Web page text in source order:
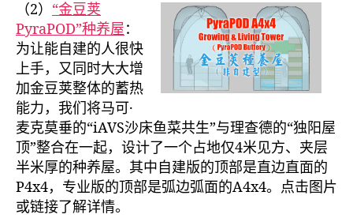
（2） “金豆荚
PyraPOD”种养屋：
为让能自建的人很快
上手，又同时大大增
加金豆荚整体的蓄热
能力，我们将马可·
麦克莫垂的“iAVS沙床鱼菜共生”与理查德的“独阳屋
顶”整合在一起，设计了一个占地仅4米见方、夹层
半米厚的种养屋。其中自建版的顶部是直边直面的
P4x4，专业版的顶部是弧边弧面的A4x4。点击图片
或链接了解详情。